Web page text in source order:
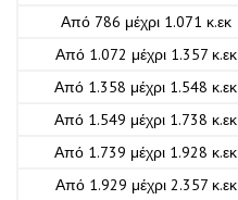
Από 786 μέχρι 1.071 κ.εκ
Από 1.072 μέχρι 1.357 κ.εκ
Από 1.358 μέχρι 1.548 κ.εκ
Από 1.549 μέχρι 1.738 κ.εκ
Από 1.739 μέχρι 1.928 κ.εκ
Από 1.929 μέχρι 2.357 κ.εκ